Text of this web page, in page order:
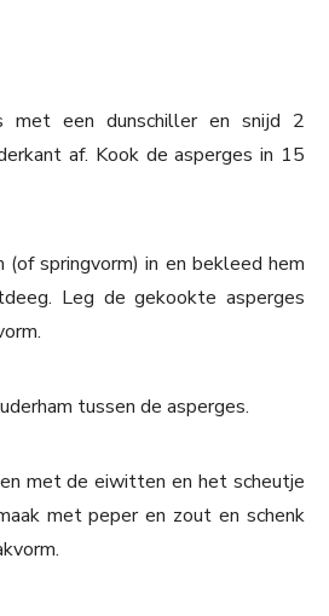
met een dunschiller en snijd 2
af. Kook de asperges in 15
(of springvorm) in en bekleed hem
Leg de gekookte asperges
tussen de asperges.
met de eiwitten en het scheutje
met peper en zout en schenk